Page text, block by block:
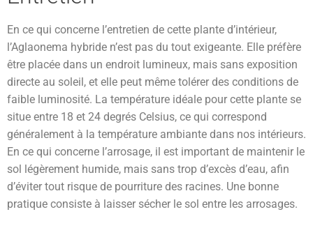
En ce qui concerne l’entretien de cette plante d’intérieur,
l’Aglaonema hybride n’est pas du tout exigeante. Elle préfère
être placée dans un endroit lumineux, mais sans exposition
directe au soleil, et elle peut même tolérer des conditions de
faible luminosité. La température idéale pour cette plante se
situe entre 18 et 24 degrés Celsius, ce qui correspond
généralement à la température ambiante dans nos intérieurs.
En ce qui concerne l’arrosage, il est important de maintenir le
sol légèrement humide, mais sans trop d’excès d’eau, afin
d’éviter tout risque de pourriture des racines. Une bonne
pratique consiste à laisser sécher le sol entre les arrosages.